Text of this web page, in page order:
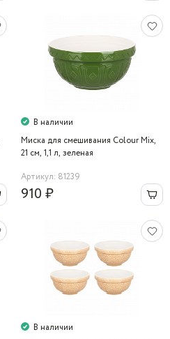
В наличии
Миска для смешивания Colour Mix,
21 см, 1,1 л, зеленая
Артикул: 81239
910 ₽
В наличии